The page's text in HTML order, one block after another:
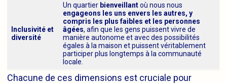
Inclusivité et
diversité
Un quartier bienveillantoù nous nous
engageons les uns envers les autres, y
compris les plus faibles et les personnes
âgées, afin que les gens puissent vivre de
manière autonome et avec des possibilités
égales à la maison et puissent véritablement
participer plus longtemps à la communauté
locale.
Chacune de ces dimensions est cruciale pour